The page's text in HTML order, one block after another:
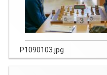
P1090103.jpg